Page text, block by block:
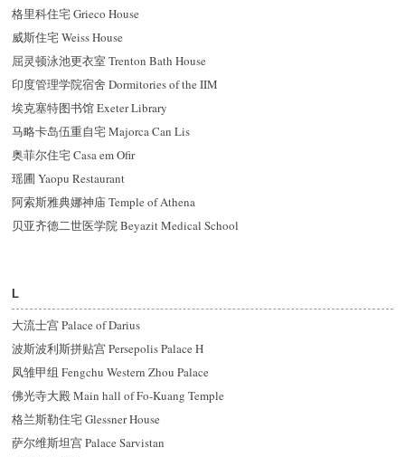
格里科住宅 Grieco House
威斯住宅 Weiss House
屈灵顿泳池更衣室 Trenton Bath House
印度管理学院宿舍 Dormitories of the IIM
埃克塞特图书馆 Exeter Library
马略卡岛伍重自宅 Majorca Can Lis
奥菲尔住宅 Casa em Ofir
瑶圃 Yaopu Restaurant
阿索斯雅典娜神庙 Temple of Athena
贝亚齐德二世医学院 Beyazit Medical School
L
大流士宫 Palace of Darius
波斯波利斯拼贴宫 Persepolis Palace H
凤雏甲组 Fengchu Western Zhou Palace
佛光寺大殿 Main hall of Fo-Kuang Temple
格兰斯勒住宅 Glessner House
萨尔维斯坦宫 Palace Sarvistan